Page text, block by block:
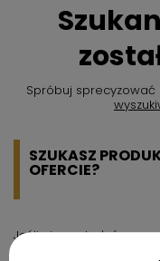
Spróbuj sprecyzować
SZUKASZ
OFERCIE?
Jeśli nie znalazłeś w